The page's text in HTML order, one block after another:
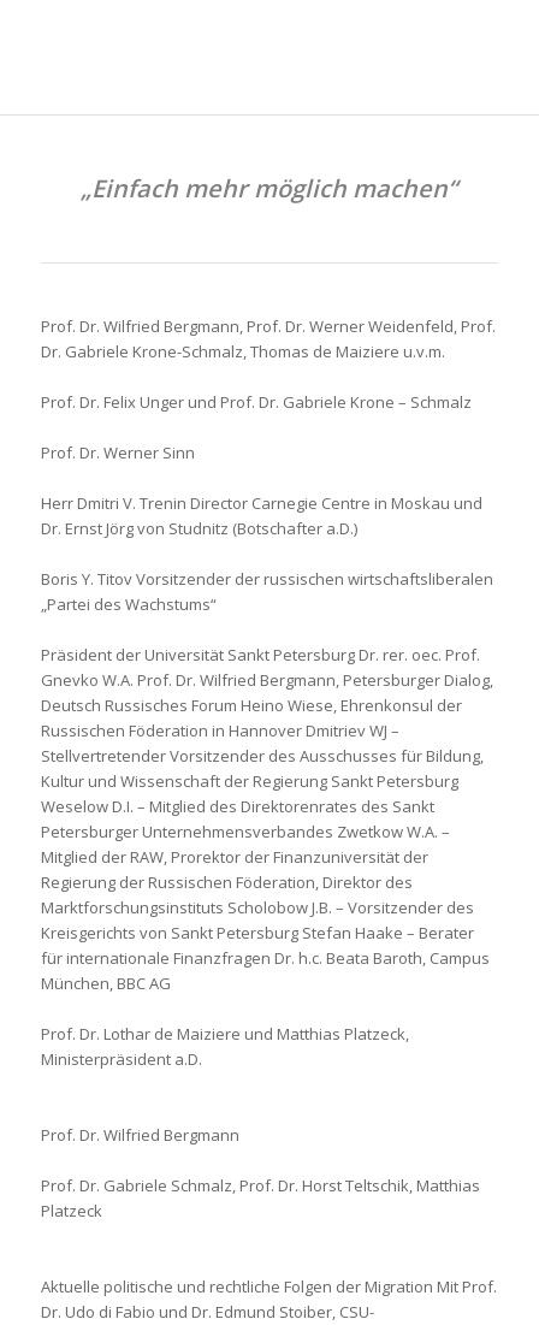
„Einfach mehr möglich machen“
Prof. Dr. Wilfried Bergmann, Prof. Dr. Werner Weidenfeld, Prof.
Dr. Gabriele Krone-Schmalz, Thomas de Maiziere u.v.m.
Prof. Dr. Felix Unger und Prof. Dr. Gabriele Krone – Schmalz
Prof. Dr. Werner Sinn
Herr Dmitri V. Trenin Director Carnegie Centre in Moskau und
Dr. Ernst Jörg von Studnitz (Botschafter a.D.)
Boris Y. Titov Vorsitzender der russischen wirtschaftsliberalen
„Partei des Wachstums“
Präsident der Universität Sankt Petersburg Dr. rer. oec. Prof.
Gnevko W.A. Prof. Dr. Wilfried Bergmann, Petersburger Dialog,
Deutsch Russisches Forum Heino Wiese, Ehrenkonsul der
Russischen Föderation in Hannover Dmitriev WJ –
Stellvertretender Vorsitzender des Ausschusses für Bildung,
Kultur und Wissenschaft der Regierung Sankt Petersburg
Weselow D.I. – Mitglied des Direktorenrates des Sankt
Petersburger Unternehmensverbandes Zwetkow W.A. –
Mitglied der RAW, Prorektor der Finanzuniversität der
Regierung der Russischen Föderation, Direktor des
Marktforschungsinstituts Scholobow J.B. – Vorsitzender des
Kreisgerichts von Sankt Petersburg Stefan Haake – Berater
für internationale Finanzfragen Dr. h.c. Beata Baroth, Campus
München, BBC AG
Prof. Dr. Lothar de Maiziere und Matthias Platzeck,
Ministerpräsident a.D.
Prof. Dr. Wilfried Bergmann
Prof. Dr. Gabriele Schmalz, Prof. Dr. Horst Teltschik, Matthias
Platzeck
Aktuelle politische und rechtliche Folgen der Migration Mit Prof.
Dr. Udo di Fabio und Dr. Edmund Stoiber, CSU-